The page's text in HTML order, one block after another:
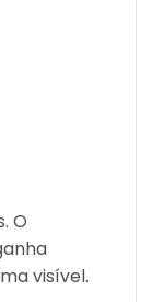
O
visível.